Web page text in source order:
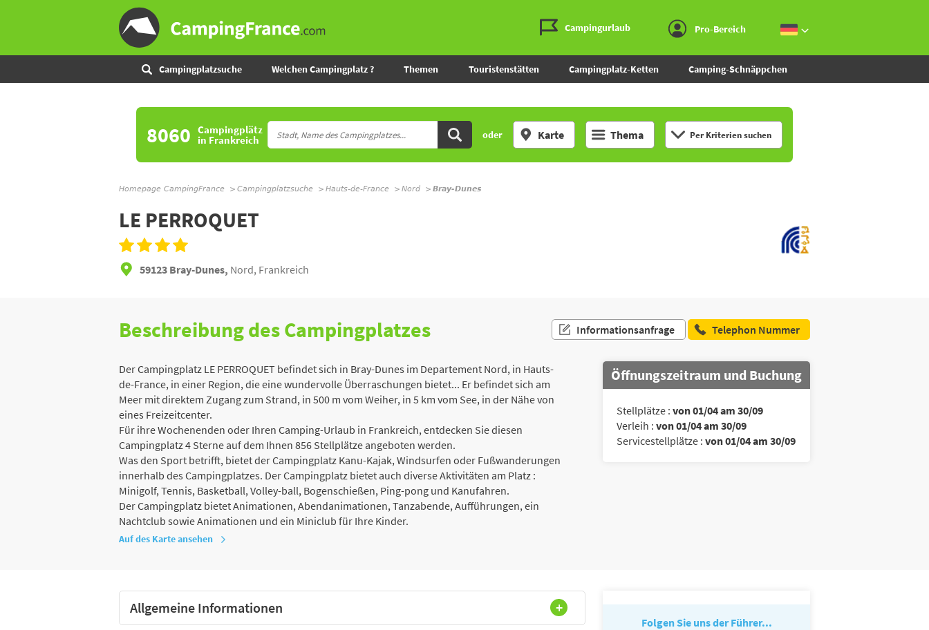
Campingurlaub Pro-Bereich
Campingplatzsuche Welchen Campingplatz ? Themen Touristenstätten Campingplatz-Ketten Camping-Schnäppchen
8060 Campingplätz
in Frankreich oder Karte Thema Per Kriterien suchen
Homepage CampingFrance Campingplatzsuche Hauts-de-France Nord Bray-Dunes
LE PERROQUET
59123 Bray-Dunes, Nord, Frankreich
Beschreibung des Campingplatzes Informationsanfrage Telephon Nummer
Der Campingplatz LE PERROQUET befindet sich in Bray-Dunes im Departement Nord, in Hauts-
de-France, in einer Region, die eine wundervolle Überraschungen bietet... Er befindet sich am
Meer mit direktem Zugang zum Strand, in 500 m vom Weiher, in 5 km vom See, in der Nähe von
eines Freizeitcenter.
Für ihre Wochenenden oder Ihren Camping-Urlaub in Frankreich, entdecken Sie diesen
Campingplatz 4 Sterne auf dem Ihnen 856 Stellplätze angeboten werden.
Was den Sport betrifft, bietet der Campingplatz Kanu-Kajak, Windsurfen oder Fußwanderungen
innerhalb des Campingplatzes. Der Campingplatz bietet auch diverse Aktivitäten am Platz :
Minigolf, Tennis, Basketball, Volley-ball, Bogenschießen, Ping-pong und Kanufahren.
Der Campingplatz bietet Animationen, Abendanimationen, Tanzabende, Aufführungen, ein
Nachtclub sowie Animationen und ein Miniclub für Ihre Kinder.
Öffnungszeitraum und Buchung
Stellplätze : von 01/04 am 30/09
Verleih : von 01/04 am 30/09
Servicestellplätze : von 01/04 am 30/09
Auf des Karte ansehen
Allgemeine Informationen
Folgen Sie uns der Führer...